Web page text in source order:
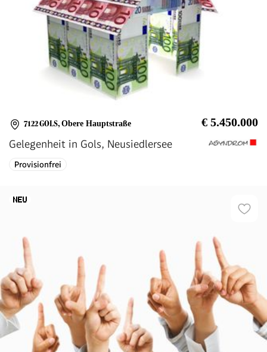
7122 GOLS, Obere Hauptstraße € 5.450.000
Gelegenheit in Gols, Neusiedlersee
Provisionfrei